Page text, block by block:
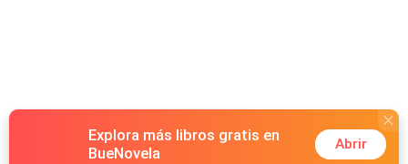
Explora más libros gratis en
BueNovela
Abrir